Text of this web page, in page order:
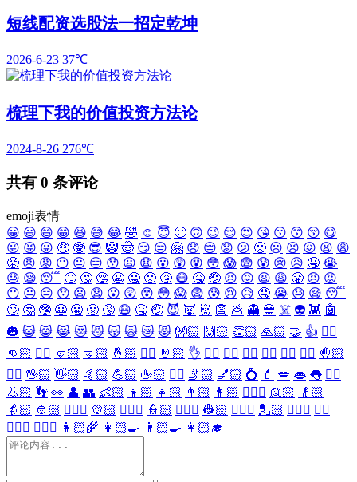
短线配资选股法一招定乾坤
2026-6-23 37℃
梳理下我的价值投资方法论
2024-8-26 276℃
共有 0 条评论
emoji表情
😀 😃 😄 😁 😆 😅 😂 🤣 ☺️ 😇 🙂 🙃 😉 😌 😍 😘 😗 😙 😚 😋
😜 😝 😛 🤑 🤓 😎 🤡 🤠 😏 😒 🤗 😞 😔 😟 😕 🙁 ☹️ 😣 😖 😫 😩
😤 😠 😡 😶 😐 😑 😯 😦 😧 😮 😲 😵 😳 😱 😨 😰 😢 😥 🤤 😭
😓 😪 😴 🙄 🤔 🤥 😬 🤐 🤢 🤧 😷 🤒 🤕 😣 😖 😫 😩 😤 😠 😡
😶 😐 😑 😯 😦 😧 😮 😲 😵 😳 😱 😨 😰 😢 😥 🤤 😭 😓 😪 😴
🙄 🤔 🤥 😬 🤐 🤢 🤧 😷 🤒 🤕 😈 👿 👹 👺 💩 👻 💀 ☠️ 👽 👾 🤖
🎃 😺 😸 😹 😻 😼 😽 🙀 😿 😾 👐🏻 🙌🏻 👏🏻 🙏🏻 🤝 👍 👎🏻
👊🏻 ✊🏻 🤛🏻 🤜🏻 🤞🏻 ✌🏻 🤘🏻 👌 👈🏻 👉🏻 👆🏻 👇🏻 ☝🏻 ✋🏻 🤚🏻
🖐🏻 🖖🏻 👋🏻 🤙🏻 💪🏻 🖕🏻 ✍🏻 🤳🏻 💅🏻 💍 💄 💋 👄 👅 👂🏻
👃🏻 👣 👀 👤 👥 👶🏻 👦🏻 👧🏻 👨🏻 👩🏻 👱🏻‍♀️ 👱🏻
👴🏻
👵🏻 👲🏻 👳🏻‍♀️ 👳🏻 👮🏻‍♀️ 👮🏻 👷🏻‍♀️ 👷🏻 💂🏻‍♀️ 💂🏻 🕵🏻‍♀️ 🕵🏻
👩🏻‍⚕️ 👨🏻‍⚕️ 👩🏻‍🌾 👩🏻‍🍳 👨🏻‍🍳 👩🏻‍🎓